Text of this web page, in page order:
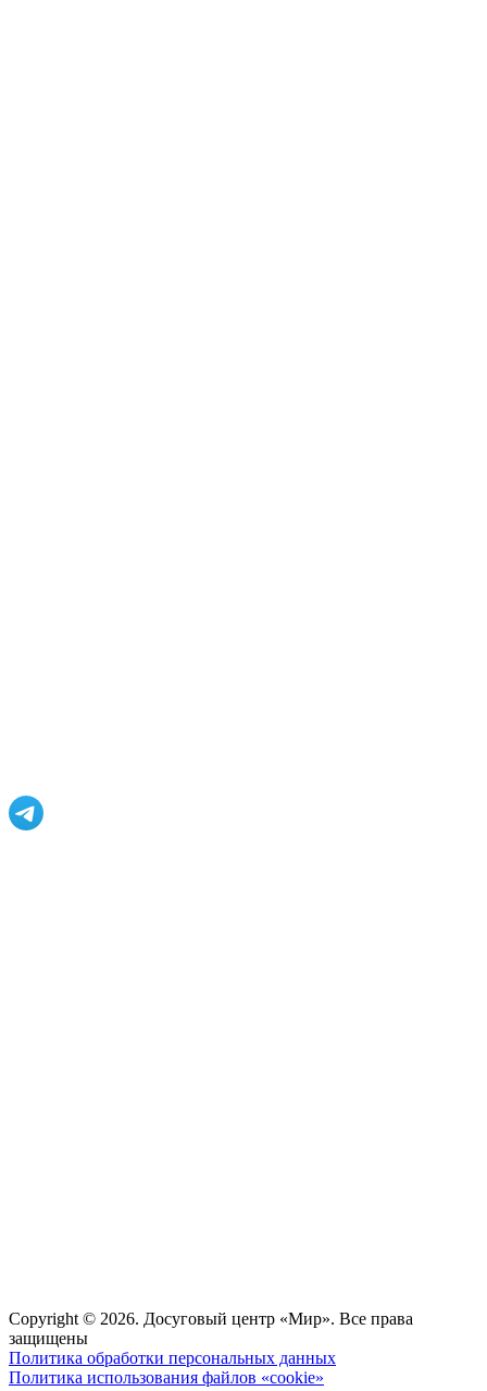
Copyright © 2026. Досуговый центр «Мир». Все права
защищены
Политика обработки персональных данных
Политика использования файлов «cookie»